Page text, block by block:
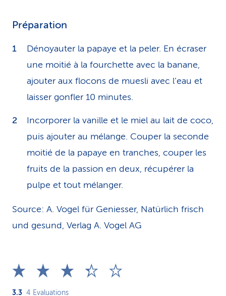
Préparation
Dénoyauter la papaye et la peler. En écraser
une moitié à la fourchette avec la banane,
ajouter aux flocons de muesli avec l’eau et
laisser gonfler 10 minutes.
Incorporer la vanille et le miel au lait de coco,
puis ajouter au mélange. Couper la seconde
moitié de la papaye en tranches, couper les
fruits de la passion en deux, récupérer la
pulpe et tout mélanger.
Source: A. Vogel für Geniesser, Natürlich frisch
und gesund, Verlag A. Vogel AG
3.3 4 Evaluations